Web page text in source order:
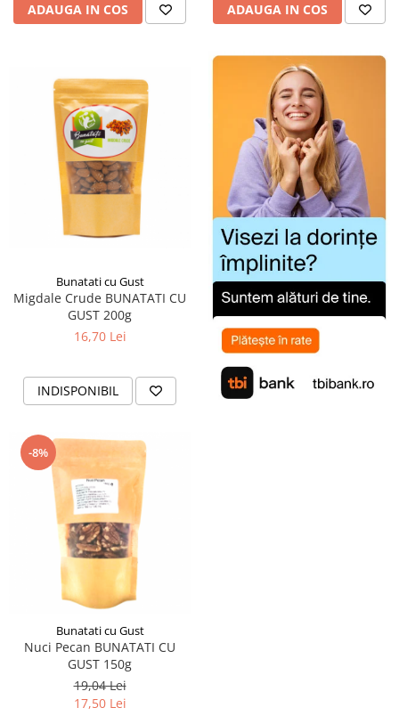
ADAUGA IN COS ADAUGA IN COS
Bunatati cu Gust
Migdale Crude BUNATATI CU
GUST 200g
16,70 Lei
INDISPONIBIL
-8%
Bunatati cu Gust
Nuci Pecan BUNATATI CU
GUST 150g
19,04 Lei
17,50 Lei